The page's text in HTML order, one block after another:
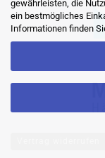
gewährleisten, die
ein bestmögliches
Informationen finden